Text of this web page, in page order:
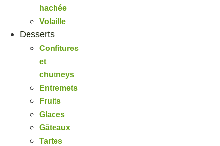
hachée
Volaille
Desserts
Confitures
et
chutneys
Entremets
Fruits
Glaces
Gâteaux
Tartes